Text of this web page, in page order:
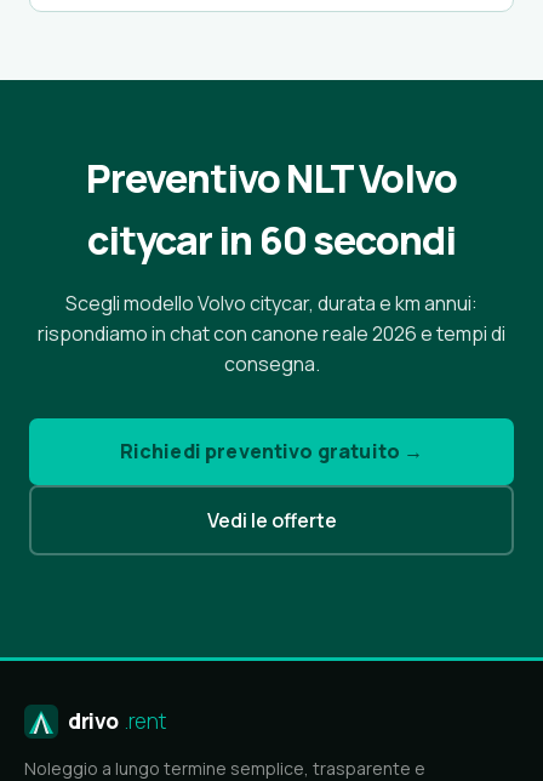
Preventivo NLT Volvo
citycar in 60 secondi
Scegli modello Volvo citycar, durata e km annui:
rispondiamo in chat con canone reale 2026 e tempi di
consegna.
Richiedi preventivo gratuito →
Vedi le offerte
drivo .rent
Noleggio a lungo termine semplice, trasparente e